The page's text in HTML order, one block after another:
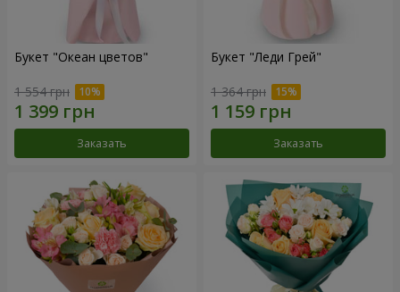
Букет "Океан цветов"
1 554 грн
Заказать
Букет "Леди Грей"
1 364 грн
Заказать